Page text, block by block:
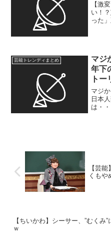
【激
い！
った
芸能トレンディまとめ
マジ
年下
トー
マジ
日本
は・
【芸
くもや
【ちいかわ】シーサー、”むくみ”
ｗ